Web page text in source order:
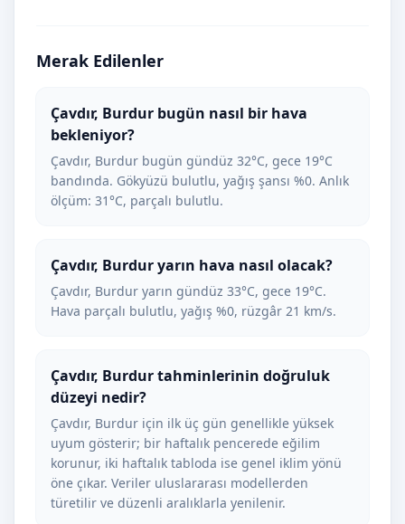
Merak Edilenler
Çavdır, Burdur bugün nasıl bir hava
bekleniyor?
Çavdır, Burdur bugün gündüz 32°C, gece 19°C
bandında. Gökyüzü bulutlu, yağış şansı %0. Anlık
ölçüm: 31°C, parçalı bulutlu.
Çavdır, Burdur yarın hava nasıl olacak?
Çavdır, Burdur yarın gündüz 33°C, gece 19°C.
Hava parçalı bulutlu, yağış %0, rüzgâr 21 km/s.
Çavdır, Burdur tahminlerinin doğruluk
düzeyi nedir?
Çavdır, Burdur için ilk üç gün genellikle yüksek
uyum gösterir; bir haftalık pencerede eğilim
korunur, iki haftalık tabloda ise genel iklim yönü
öne çıkar. Veriler uluslararası modellerden
türetilir ve düzenli aralıklarla yenilenir.